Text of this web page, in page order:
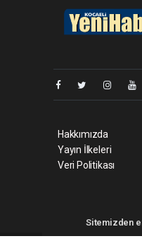
Sitemizden
Hakkımızda
Yayın İlkeleri
Veri Politikası